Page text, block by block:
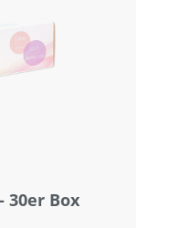
30er Box